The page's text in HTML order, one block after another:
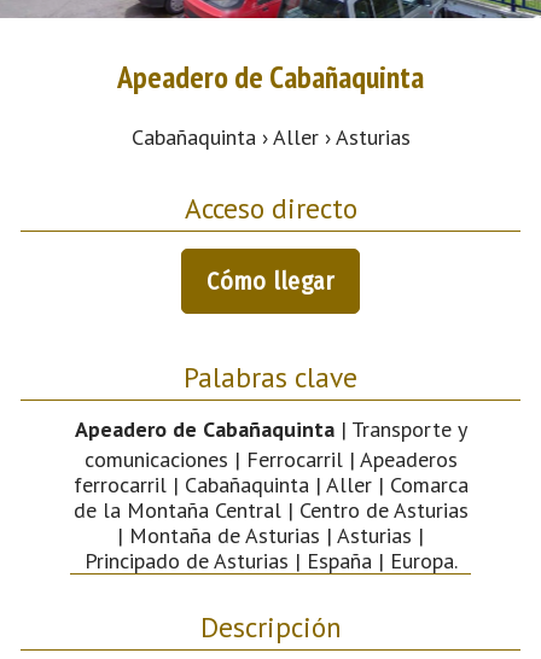
Apeadero de Cabañaquinta
Cabañaquinta › Aller › Asturias
Acceso directo
Cómo llegar
Palabras clave
Apeadero de Cabañaquinta| Transporte y
comunicaciones | Ferrocarril | Apeaderos
ferrocarril | Cabañaquinta | Aller | Comarca
de la Montaña Central | Centro de Asturias
| Montaña de Asturias | Asturias |
Principado de Asturias | España | Europa.
Descripción